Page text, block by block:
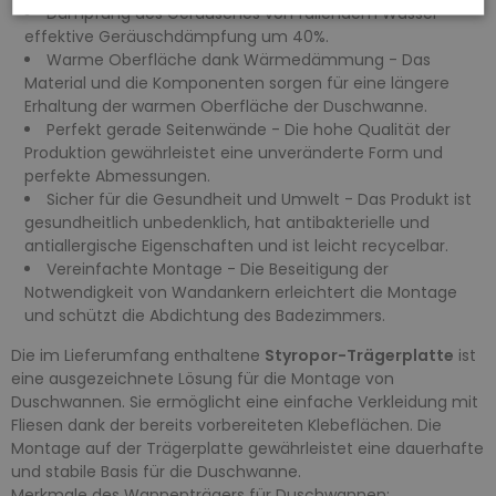
Dämpfung des Geräusches von fallendem Wasser -
effektive Geräuschdämpfung um 40%.
Warme Oberfläche dank Wärmedämmung - Das
Material und die Komponenten sorgen für eine längere
Erhaltung der warmen Oberfläche der Duschwanne.
Perfekt gerade Seitenwände - Die hohe Qualität der
Produktion gewährleistet eine unveränderte Form und
perfekte Abmessungen.
Sicher für die Gesundheit und Umwelt - Das Produkt ist
gesundheitlich unbedenklich, hat antibakterielle und
antiallergische Eigenschaften und ist leicht recycelbar.
Vereinfachte Montage - Die Beseitigung der
Notwendigkeit von Wandankern erleichtert die Montage
und schützt die Abdichtung des Badezimmers.
Die im Lieferumfang enthaltene Styropor-Trägerplatte ist
eine ausgezeichnete Lösung für die Montage von
Duschwannen. Sie ermöglicht eine einfache Verkleidung mit
Fliesen dank der bereits vorbereiteten Klebeflächen. Die
Montage auf der Trägerplatte gewährleistet eine dauerhafte
und stabile Basis für die Duschwanne.